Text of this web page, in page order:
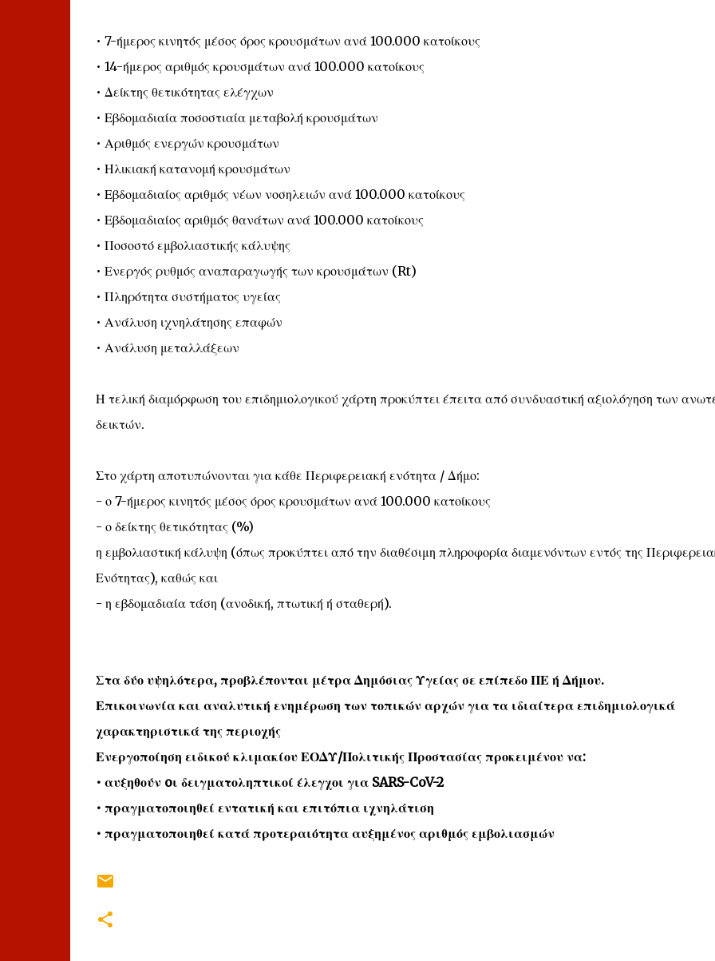
• 7-ήμερος κινητός μέσος όρος κρουσμάτων ανά 100.000 κατοίκους
• 14-ήμερος αριθμός κρουσμάτων ανά 100.000 κατοίκους
• Δείκτης θετικότητας ελέγχων
• Εβδομαδιαία ποσοστιαία μεταβολή κρουσμάτων
• Αριθμός ενεργών κρουσμάτων
• Ηλικιακή κατανομή κρουσμάτων
• Εβδομαδιαίος αριθμός νέων νοσηλειών ανά 100.000 κατοίκους
• Εβδομαδιαίος αριθμός θανάτων ανά 100.000 κατοίκους
• Ποσοστό εμβολιαστικής κάλυψης
• Ενεργός ρυθμός αναπαραγωγής των κρουσμάτων (Rt)
• Πληρότητα συστήματος υγείας
• Ανάλυση ιχνηλάτησης επαφών
• Ανάλυση μεταλλάξεων
Η τελική διαμόρφωση του επιδημιολογικού χάρτη προκύπτει έπειτα από συνδυαστική αξιολόγηση των
δεικτών.
Στο χάρτη αποτυπώνονται για κάθε Περιφερειακή ενότητα / Δήμο:
- ο 7-ήμερος κινητός μέσος όρος κρουσμάτων ανά 100.000 κατοίκους
- ο δείκτης θετικότητας (%)
η εμβολιαστική κάλυψη (όπως προκύπτει από την διαθέσιμη πληροφορία διαμενόντων εντός της
Ενότητας), καθώς και
- η εβδομαδιαία τάση (ανοδική, πτωτική ή σταθερή).
Στα δύο υψηλότερα, προβλέπονται μέτρα Δημόσιας Υγείας σε επίπεδο ΠΕ ή Δήμου.
Επικοινωνία και αναλυτική ενημέρωση των τοπικών αρχών για τα ιδιαίτερα επιδημιολογικά
χαρακτηριστικά της περιοχής
Ενεργοποίηση ειδικού κλιμακίου ΕΟΔΥ/Πολιτικής Προστασίας προκειμένου να:
• αυξηθούν oι δειγματοληπτικοί έλεγχοι για SARS-CoV-2
• πραγματοποιηθεί εντατική και επιτόπια ιχνηλάτιση
• πραγματοποιηθεί κατά προτεραιότητα αυξημένος αριθμός εμβολιασμών